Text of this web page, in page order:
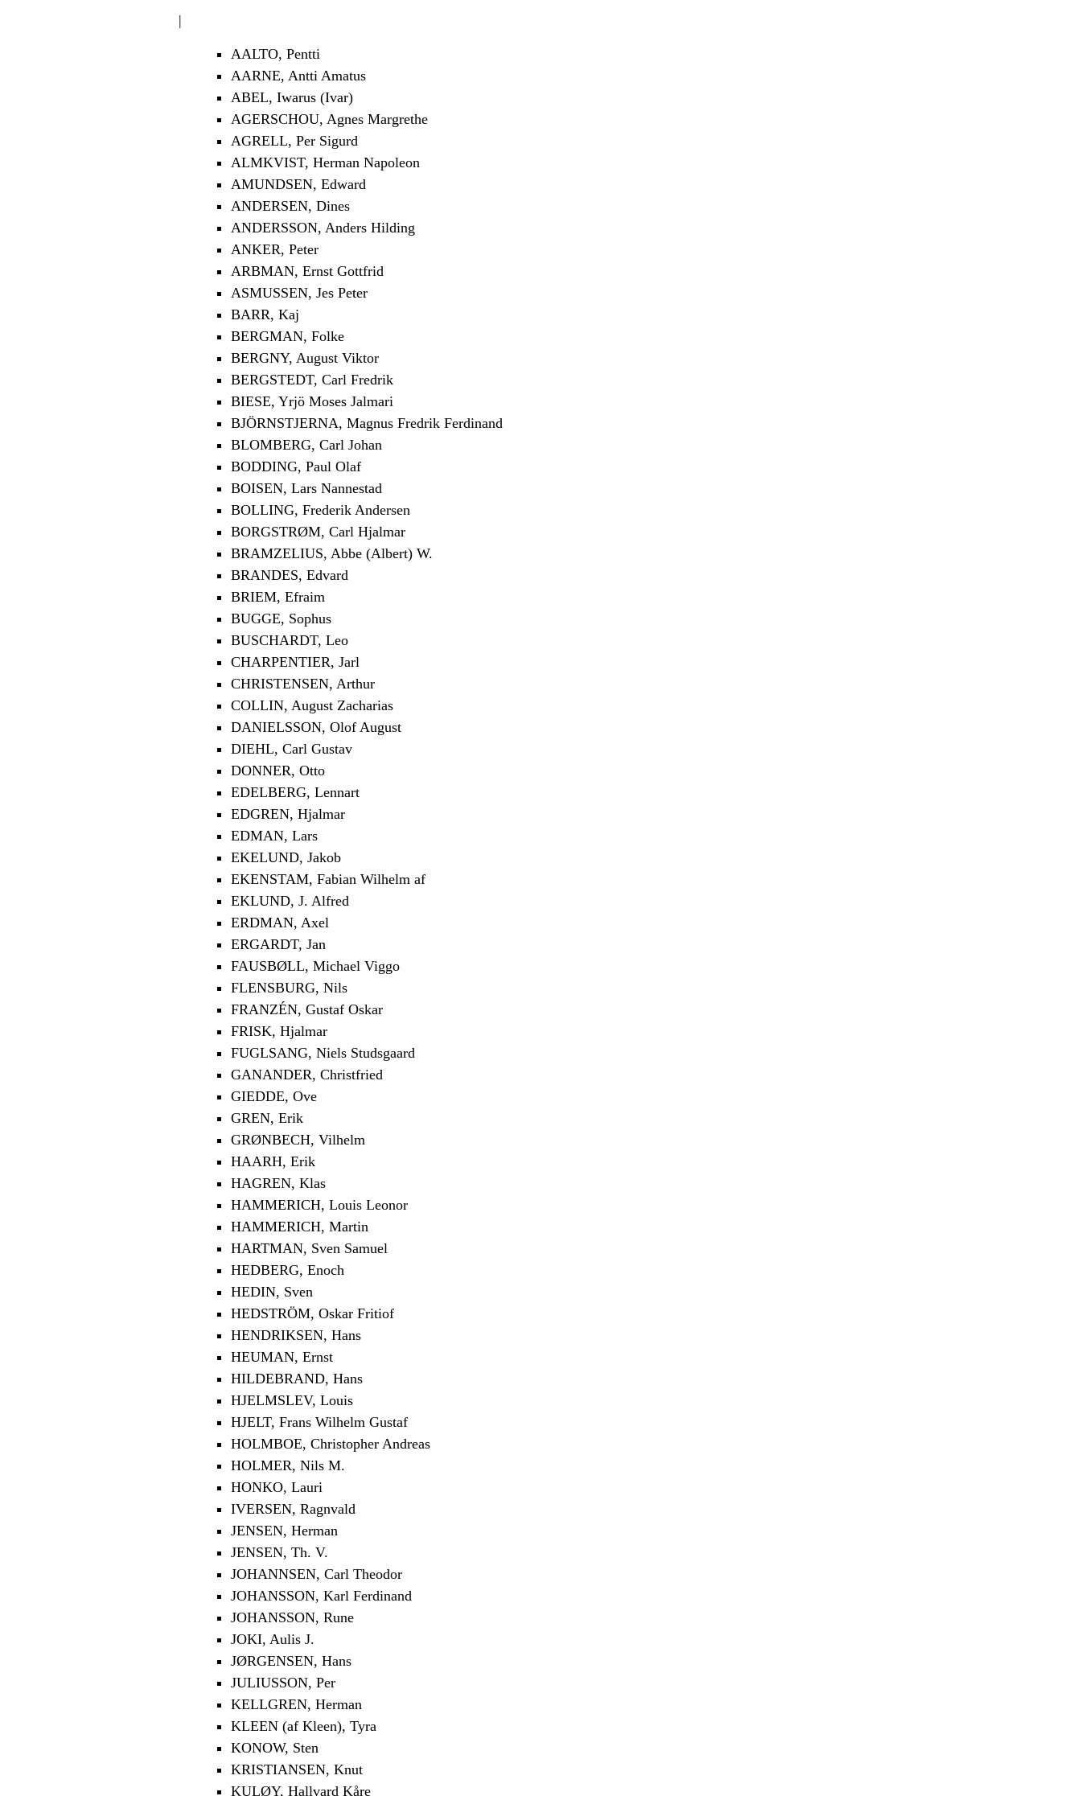
|
AALTO, Pentti
AARNE, Antti Amatus
ABEL, Iwarus (Ivar)
AGERSCHOU, Agnes Margrethe
AGRELL, Per Sigurd
ALMKVIST, Herman Napoleon
AMUNDSEN, Edward
ANDERSEN, Dines
ANDERSSON, Anders Hilding
ANKER, Peter
ARBMAN, Ernst Gottfrid
ASMUSSEN, Jes Peter
BARR, Kaj
BERGMAN, Folke
BERGNY, August Viktor
BERGSTEDT, Carl Fredrik
BIESE, Yrjö Moses Jalmari
BJÖRNSTJERNA, Magnus Fredrik Ferdinand
BLOMBERG, Carl Johan
BODDING, Paul Olaf
BOISEN, Lars Nannestad
BOLLING, Frederik Andersen
BORGSTRØM, Carl Hjalmar
BRAMZELIUS, Abbe (Albert) W.
BRANDES, Edvard
BRIEM, Efraim
BUGGE, Sophus
BUSCHARDT, Leo
CHARPENTIER, Jarl
CHRISTENSEN, Arthur
COLLIN, August Zacharias
DANIELSSON, Olof August
DIEHL, Carl Gustav
DONNER, Otto
EDELBERG, Lennart
EDGREN, Hjalmar
EDMAN, Lars
EKELUND, Jakob
EKENSTAM, Fabian Wilhelm af
EKLUND, J. Alfred
ERDMAN, Axel
ERGARDT, Jan
FAUSBØLL, Michael Viggo
FLENSBURG, Nils
FRANZÉN, Gustaf Oskar
FRISK, Hjalmar
FUGLSANG, Niels Studsgaard
GANANDER, Christfried
GIEDDE, Ove
GREN, Erik
GRØNBECH, Vilhelm
HAARH, Erik
HAGREN, Klas
HAMMERICH, Louis Leonor
HAMMERICH, Martin
HARTMAN, Sven Samuel
HEDBERG, Enoch
HEDIN, Sven
HEDSTRÖM, Oskar Fritiof
HENDRIKSEN, Hans
HEUMAN, Ernst
HILDEBRAND, Hans
HJELMSLEV, Louis
HJELT, Frans Wilhelm Gustaf
HOLMBOE, Christopher Andreas
HOLMER, Nils M.
HONKO, Lauri
IVERSEN, Ragnvald
JENSEN, Herman
JENSEN, Th. V.
JOHANNSEN, Carl Theodor
JOHANSSON, Karl Ferdinand
JOHANSSON, Rune
JOKI, Aulis J.
JØRGENSEN, Hans
JULIUSSON, Per
KELLGREN, Herman
KLEEN (af Kleen), Tyra
KONOW, Sten
KRISTIANSEN, Knut
KULØY, Hallvard Kåre